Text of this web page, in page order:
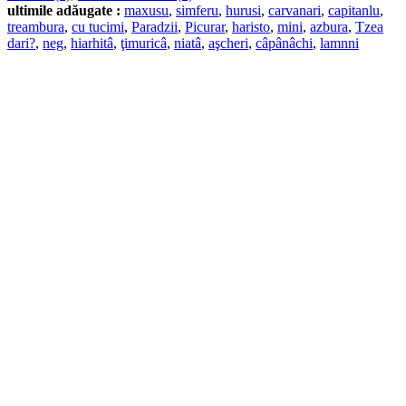
ultimile adăugate : maxusu, simferu, hurusi, carvanari, capitanlu,
treambura, cu tucimi, Paradzii, Picurar, haristo, mini, azbura, Tzea
dari?, neg, hiarhitâ, ţimuricâ, niatâ, aşcheri, câpânâchi, lamnni